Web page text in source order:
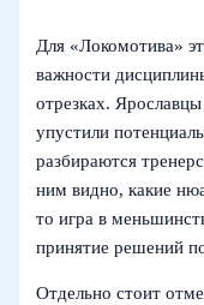
Для «Локомотива»
важности
отрезках.
упустили
разбираются
ним видно, какие
то игра в
принятие решений
Отдельно стоит